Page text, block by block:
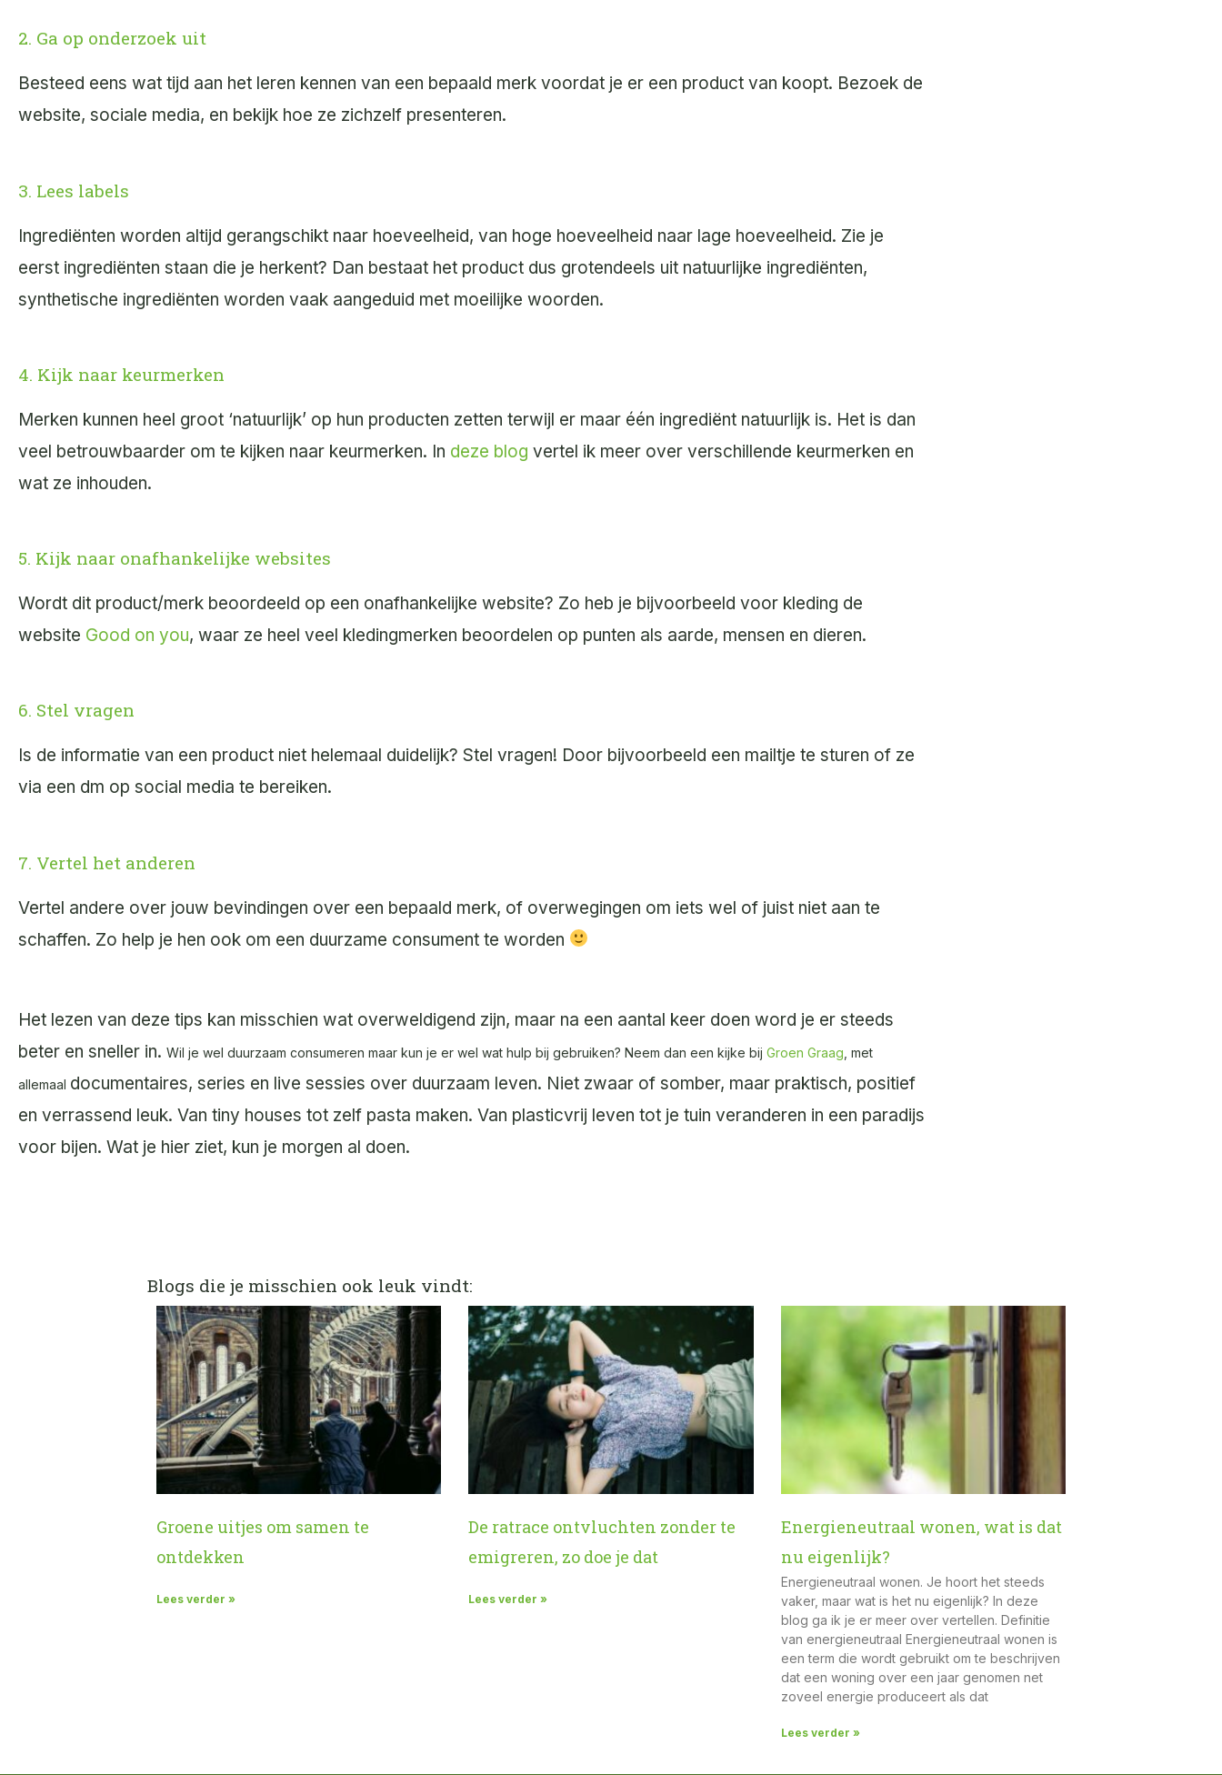
2. Ga op onderzoek uit
Besteed eens wat tijd aan het leren kennen van een bepaald merk voordat je er een product van koopt. Bezoek de
website, sociale media, en bekijk hoe ze zichzelf presenteren.
3. Lees labels
Ingrediënten worden altijd gerangschikt naar hoeveelheid, van hoge hoeveelheid naar lage hoeveelheid. Zie je
eerst ingrediënten staan die je herkent? Dan bestaat het product dus grotendeels uit natuurlijke ingrediënten,
synthetische ingrediënten worden vaak aangeduid met moeilijke woorden.
4. Kijk naar keurmerken
Merken kunnen heel groot ‘natuurlijk’ op hun producten zetten terwijl er maar één ingrediënt natuurlijk is. Het is dan
veel betrouwbaarder om te kijken naar keurmerken. In deze blog vertel ik meer over verschillende keurmerken en
wat ze inhouden.
5. Kijk naar onafhankelijke websites
Wordt dit product/merk beoordeeld op een onafhankelijke website? Zo heb je bijvoorbeeld voor kleding de
website Good on you, waar ze heel veel kledingmerken beoordelen op punten als aarde, mensen en dieren.
6. Stel vragen
Is de informatie van een product niet helemaal duidelijk? Stel vragen! Door bijvoorbeeld een mailtje te sturen of ze
via een dm op social media te bereiken.
7. Vertel het anderen
Vertel andere over jouw bevindingen over een bepaald merk, of overwegingen om iets wel of juist niet aan te
schaffen. Zo help je hen ook om een duurzame consument te worden
Het lezen van deze tips kan misschien wat overweldigend zijn, maar na een aantal keer doen word je er steeds
beter en sneller in. Wil je wel duurzaam consumeren maar kun je er wel wat hulp bij gebruiken? Neem dan een kijke bij Groen Graag , met
allemaal documentaires, series en live sessies over duurzaam leven. Niet zwaar of somber, maar praktisch, positief
en verrassend leuk. Van tiny houses tot zelf pasta maken. Van plasticvrij leven tot je tuin veranderen in een paradijs
voor bijen. Wat je hier ziet, kun je morgen al doen.
Blogs die je misschien ook leuk vindt:
Groene uitjes om samen te
ontdekken
Lees verder »
De ratrace ontvluchten zonder te
emigreren, zo doe je dat
Lees verder »
Energieneutraal wonen, wat is dat
nu eigenlijk?
Energieneutraal wonen. Je hoort het steeds
vaker, maar wat is het nu eigenlijk? In deze
blog ga ik je er meer over vertellen. Definitie
van energieneutraal Energieneutraal wonen is
een term die wordt gebruikt om te beschrijven
dat een woning over een jaar genomen net
zoveel energie produceert als dat
Lees verder »